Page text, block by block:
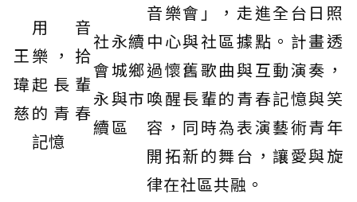
王
瑋
慈
用音
樂，拾
起長輩
的青春
記憶
社
會
永
續
永續
城鄉
與市
區
音樂會」，走進全台日照
中心與社區據點。計畫透
過懷舊歌曲與互動演奏，
喚醒長輩的青春記憶與笑
容，同時為表演藝術青年
開拓新的舞台，讓愛與旋
律在社區共融。